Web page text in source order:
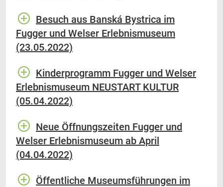
Besuch aus Banská Bystrica im
Fugger und Welser Erlebnismuseum
(23.05.2022)
Kinderprogramm Fugger und Welser
Erlebnismuseum NEUSTART KULTUR
(05.04.2022)
Neue Öffnungszeiten Fugger und
Welser Erlebnismuseum ab April
(04.04.2022)
Öffentliche Museumsführungen im